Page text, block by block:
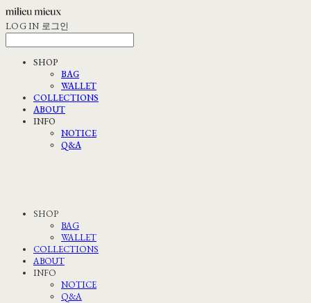
LOG IN 로그인
SHOP
BAG
WALLET
COLLECTIONS
ABOUT
INFO
NOTICE
Q&A
SHOP
BAG
WALLET
COLLECTIONS
ABOUT
INFO
NOTICE
Q&A